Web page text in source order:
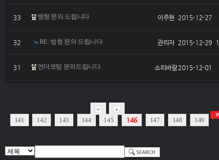
33 방청 문의 드립니다 이주현 2015-12-27
32 RE: 방청 문의 드립니다 관리자 2015-12-29
31 언더코팅 문의드립니다. 소리바람2015-12-01
141 142 143 144 145 146 147 148 149